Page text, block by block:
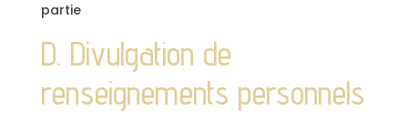
partie
D. Divulgation de
renseignements personnels